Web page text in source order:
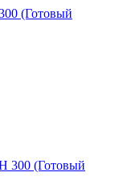
(Готовый